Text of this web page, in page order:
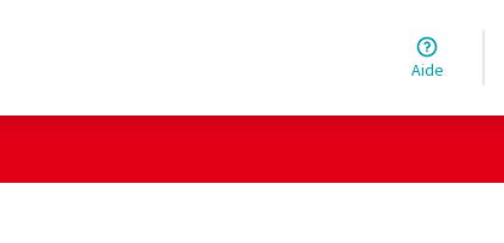
Aide